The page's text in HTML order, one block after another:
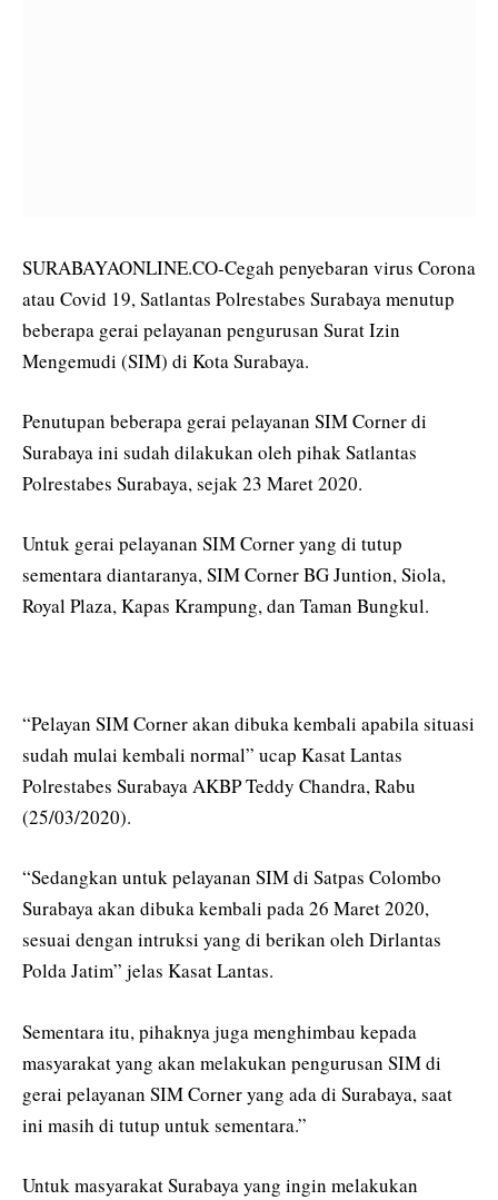
SURABAYAONLINE.CO-Cegah penyebaran virus Corona
atau Covid 19, Satlantas Polrestabes Surabaya menutup
beberapa gerai pelayanan pengurusan Surat Izin
Mengemudi (SIM) di Kota Surabaya.
Penutupan beberapa gerai pelayanan SIM Corner di
Surabaya ini sudah dilakukan oleh pihak Satlantas
Polrestabes Surabaya, sejak 23 Maret 2020.
Untuk gerai pelayanan SIM Corner yang di tutup
sementara diantaranya, SIM Corner BG Juntion, Siola,
Royal Plaza, Kapas Krampung, dan Taman Bungkul.
“Pelayan SIM Corner akan dibuka kembali apabila situasi
sudah mulai kembali normal” ucap Kasat Lantas
Polrestabes Surabaya AKBP Teddy Chandra, Rabu
(25/03/2020).
“Sedangkan untuk pelayanan SIM di Satpas Colombo
Surabaya akan dibuka kembali pada 26 Maret 2020,
sesuai dengan intruksi yang di berikan oleh Dirlantas
Polda Jatim” jelas Kasat Lantas.
Sementara itu, pihaknya juga menghimbau kepada
masyarakat yang akan melakukan pengurusan SIM di
gerai pelayanan SIM Corner yang ada di Surabaya, saat
ini masih di tutup untuk sementara.”
Untuk masyarakat Surabaya yang ingin melakukan